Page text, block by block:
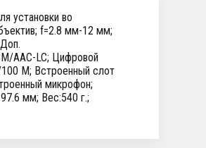
установки во
f=2.8 мм-12 мм;
AAC-LC; Цифровой
M; Встроенный слот
микрофон;
мм; Вес:540 г.;